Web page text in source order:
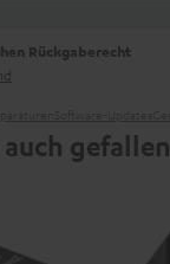
Rückgaberecht
gefallen